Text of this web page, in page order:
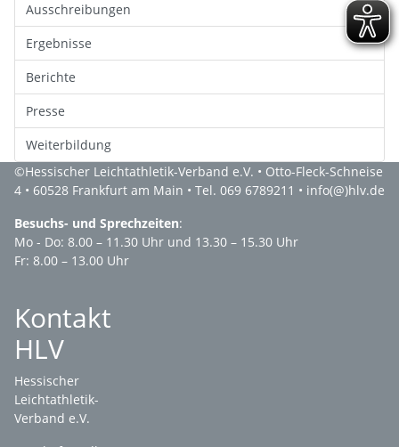
Ausschreibungen
Ergebnisse
Berichte
Presse
Weiterbildung
©Hessischer Leichtathletik-Verband e.V. • Otto-Fleck-Schneise
4 • 60528 Frankfurt am Main • Tel. 069 6789211 • info(@)hlv.de
Besuchs- und Sprechzeiten:
Mo - Do: 8.00 – 11.30 Uhr und 13.30 – 15.30 Uhr
Fr: 8.00 – 13.00 Uhr
Kontakt
HLV
Hessischer
Leichtathletik-
Verband e.V.